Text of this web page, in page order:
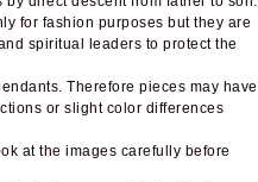
for fashion purposes but they are
spiritual leaders to protect the
Therefore pieces may have
or slight color differences
at the images carefully before